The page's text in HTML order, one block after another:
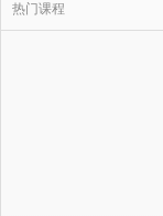
热门课程